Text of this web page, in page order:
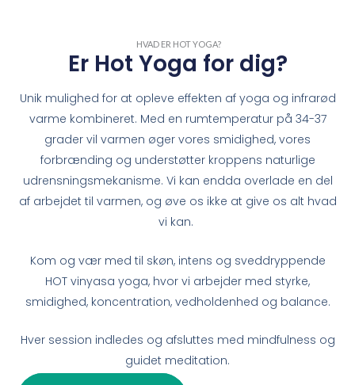
HVAD ER HOT YOGA?​
Er Hot Yoga for dig?
Unik mulighed for at opleve effekten af yoga og infrarød
varme kombineret. Med en rumtemperatur på 34-37
grader vil varmen øger vores smidighed, vores
forbrænding og understøtter kroppens naturlige
udrensningsmekanisme. Vi kan endda overlade en del
af arbejdet til varmen, og øve os ikke at give os alt hvad
vi kan.
Kom og vær med til skøn, intens og sveddryppende
HOT vinyasa yoga, hvor vi arbejder med styrke,
smidighed, koncentration, vedholdenhed og balance.
Hver session indledes og afsluttes med mindfulness og
guidet meditation.